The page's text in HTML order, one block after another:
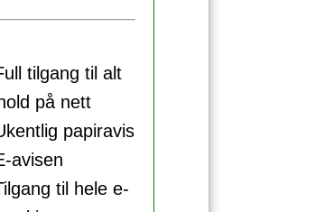
tilgang til alt
på nett
papiravis
avisen
til hele e-